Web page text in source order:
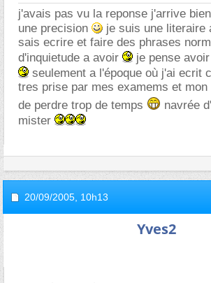
j'avais pas vu la reponse j'arrive
une precision
je suis une literaire
sais ecrire et faire des phrases
d'inquietude a avoir
je pense
seulement a l'époque où j'ai ecrit
tres prise par mes examems et
de perdre trop de temps
navrée
mister
20/09/2005, 10h13
Yves2